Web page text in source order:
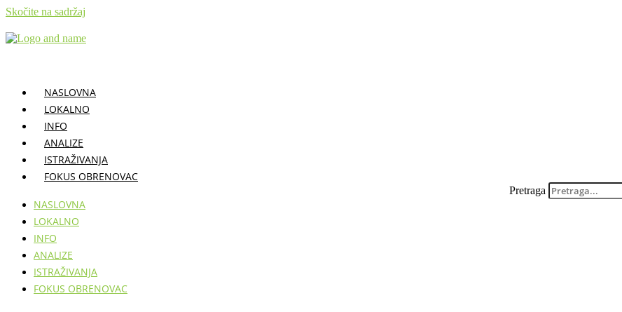
Skočite na sadržaj
NASLOVNA
LOKALNO
INFO
ANALIZE
ISTRAŽIVANJA
FOKUS OBRENOVAC
NASLOVNA
LOKALNO
INFO
ANALIZE
ISTRAŽIVANJA
FOKUS OBRENOVAC
Pretraga